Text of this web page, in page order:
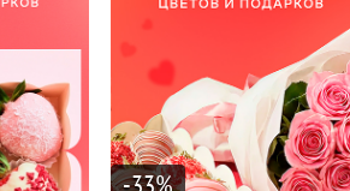
-33%